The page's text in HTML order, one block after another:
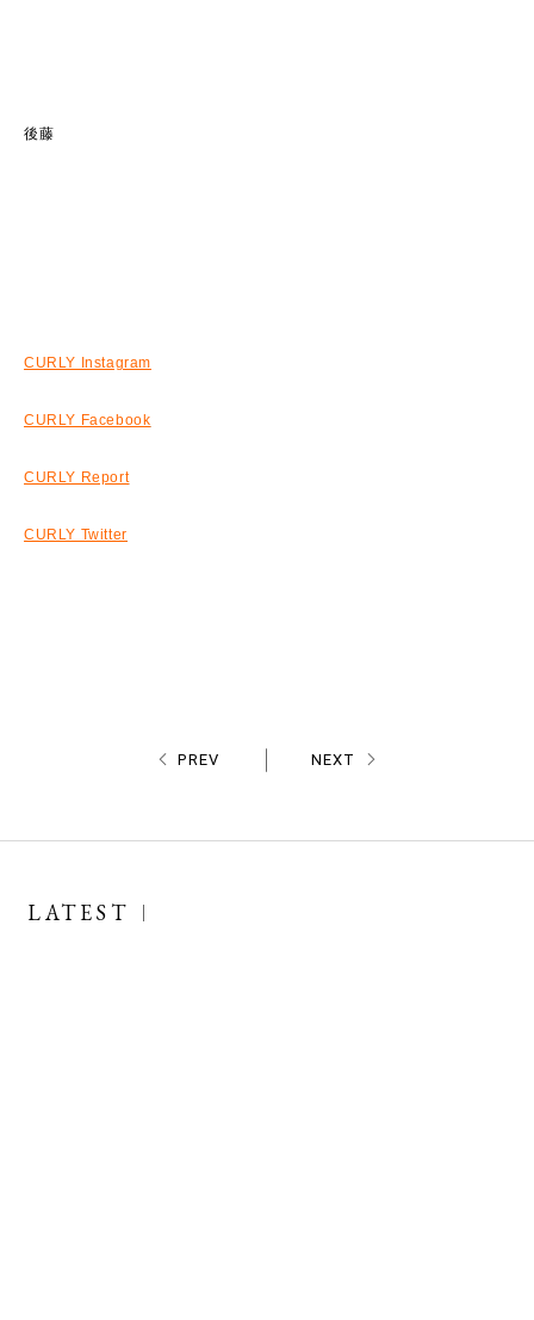
後藤
CURLY Instagram
CURLY Facebook
CURLY Report
CURLY Twitter
PREV NEXT
LATEST